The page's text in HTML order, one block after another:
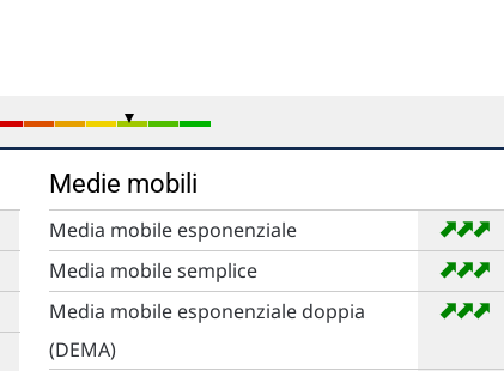
Medie mobili
Media mobile esponenziale ➡
➡
➡
Media mobile semplice ➡
➡
➡
Media mobile esponenziale doppia
(DEMA)
➡
➡
➡